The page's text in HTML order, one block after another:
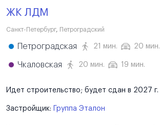
ЖК ЛДМ
Санкт-Петербург, Петроградский
Петроградская 21 мин. 20 мин.
Чкаловская 20 мин. 19 мин.
Идет строительство; будет сдан в 2027 г.
Застройщик: Группа Эталон